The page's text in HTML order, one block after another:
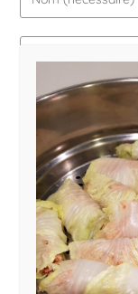
Le Magazine
Je suis Evy,